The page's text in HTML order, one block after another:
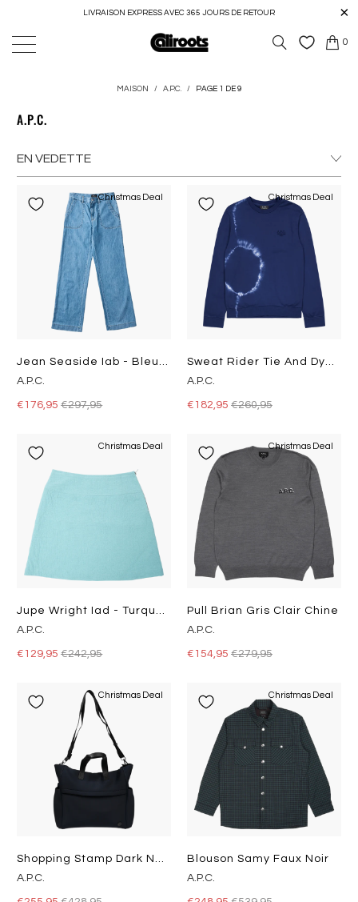
LIVRAISON EXPRESS AVEC 365 JOURS DE RETOUR
0
MAISON / A.P.C. / PAGE 1 DE 9
A.P.C.
Christmas Deal
A.P.C.
€176,95€297,95
Christmas Deal
A.P.C.
€182,95 €260,95
Christmas Deal
A.P.C.
€129,95€242,95
Christmas Deal
Pull Brian Gris Clair Chine
A.P.C.
€154,95 €279,95
Christmas Deal
Shopping Stamp Dark Navy
A.P.C.
Christmas Deal
Blouson Samy Faux Noir
A.P.C.